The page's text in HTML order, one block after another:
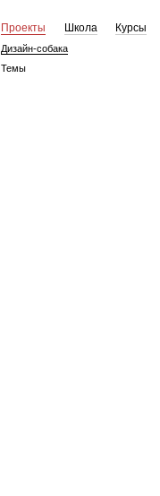
Проекты
Дизайн-собака
Темы
Школа Курсы